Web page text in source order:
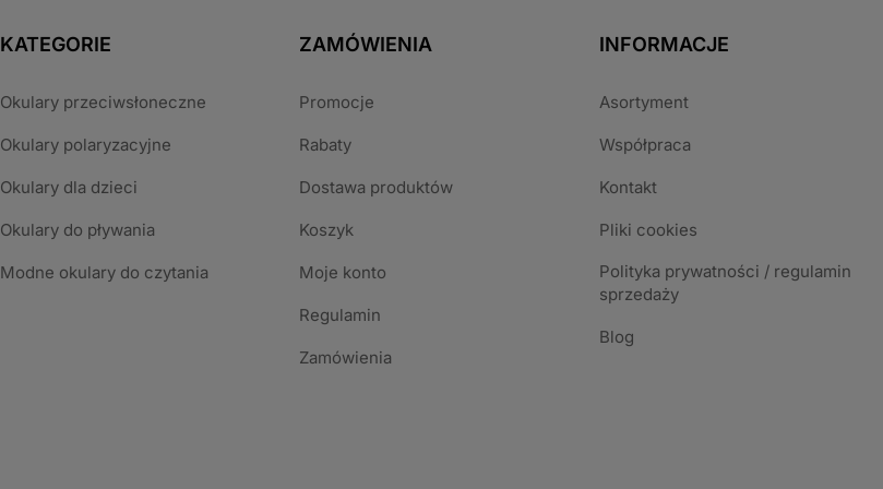
KATEGORIE
Okulary przeciwsłoneczne
Okulary polaryzacyjne
Okulary dla dzieci
Okulary do pływania
Modne okulary do czytania
ZAMÓWIENIA
Promocje
Rabaty
Dostawa produktów
Koszyk
Moje konto
Regulamin
Zamówienia
INFORMACJE
Asortyment
Współpraca
Kontakt
Pliki cookies
Polityka prywatności / regulamin
sprzedaży
Blog